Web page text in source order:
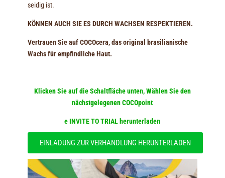
seidig ist.
KÖNNEN AUCH SIE ES DURCH WACHSEN RESPEKTIEREN.
Vertrauen Sie auf COCOcera, das original brasilianische
Wachs für empfindliche Haut.
Klicken Sie auf die Schaltfläche unten,Wählen Sie den
nächstgelegenen COCOpoint
eINVITE TO TRIAL herunterladen
EINLADUNG ZUR VERHANDLUNG HERUNTERLADEN